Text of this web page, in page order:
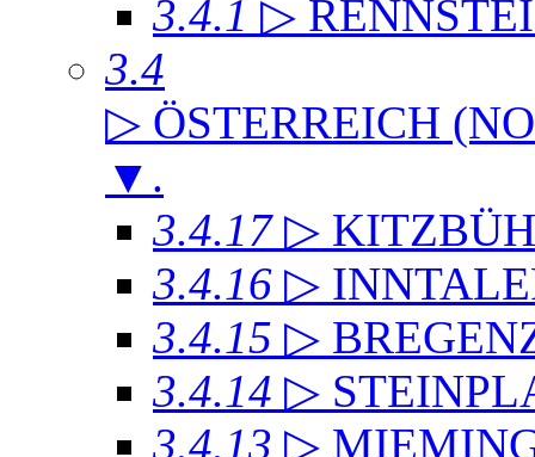
3.4.1 ▷
3.4
▷ ÖSTERREICH
▼ .
3.4.17 ▷
3.4.16 ▷
3.4.15 ▷
3.4.14 ▷
3.4.13 ▷